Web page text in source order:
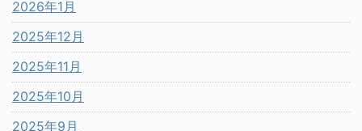
2026年1月
2025年12月
2025年11月
2025年10月
2025年9月